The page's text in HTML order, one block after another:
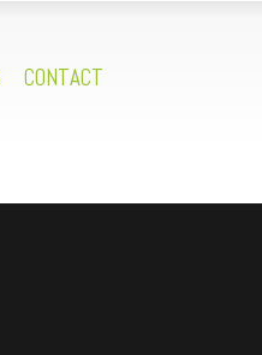
CONTACT